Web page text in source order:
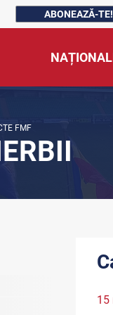
ABONEAZĂ-TE!
FMF
15